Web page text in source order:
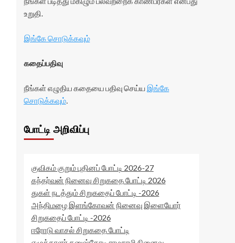
உறுதி.
இங்கே சொடுக்கவும்
கதைப்பதிவு
நீங்கள் எழுதிய கதையை பதிவு செய்ய இங்கே
சொடுக்கவும்.
போட்டி அறிவிப்பு
குவிகம் குறும் புதினப் போட்டி 2026-27
கந்தர்வன் நினைவு சிறுகதை போட்டி 2026
துகள் நடத்தும் சிறுகதைப் போட்டி -2026
அந்திமழை இளங்கோவன் நினைவு இளையோர்
சிறுகதைப் போட்டி -2026
ஈரோடு வாசல் சிறுகதை போட்டி